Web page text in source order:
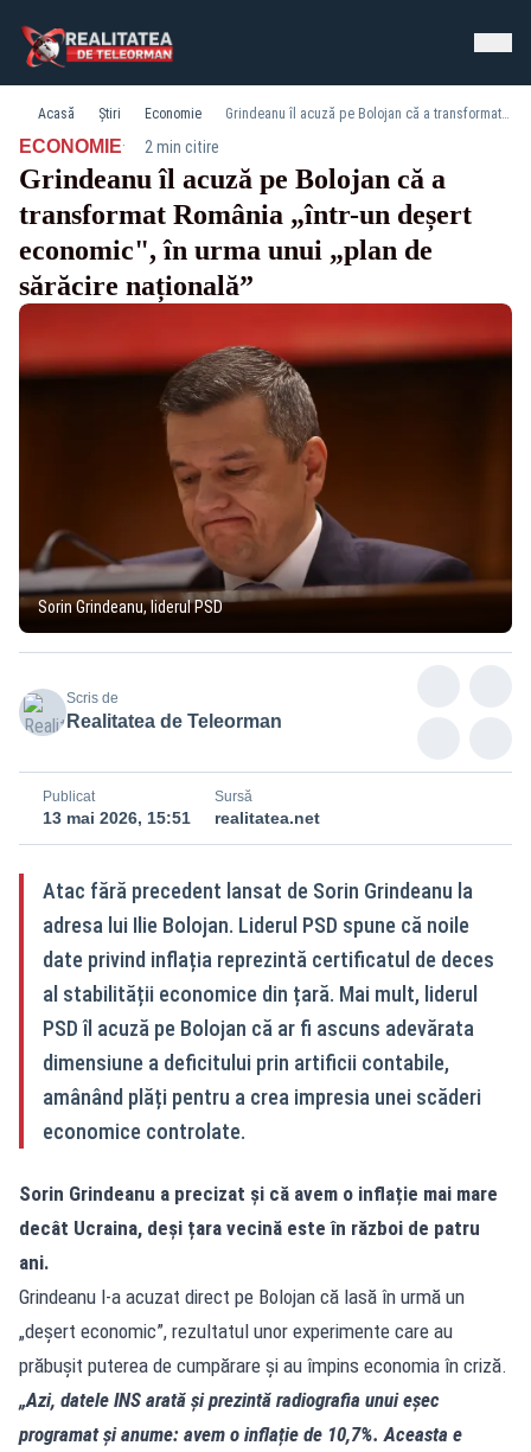
Acasă Știri Economie Grindeanu îl acuză pe Bolojan că a transformat România „într-un deșert economic", în urma unui „plan de sărăcire națională”
ECONOMIE· 2 min citire
Grindeanu îl acuză pe Bolojan că a
transformat România „într-un deșert
economic", în urma unui „plan de
sărăcire națională”
Sorin Grindeanu, liderul PSD
Scris de
Realitatea de Teleorman
Publicat
13 mai 2026, 15:51
Sursă
realitatea.net
Atac fără precedent lansat de Sorin Grindeanu la
adresa lui Ilie Bolojan. Liderul PSD spune că noile
date privind inflația reprezintă certificatul de deces
al stabilității economice din țară. Mai mult, liderul
PSD îl acuză pe Bolojan că ar fi ascuns adevărata
dimensiune a deficitului prin artificii contabile,
amânând plăți pentru a crea impresia unei scăderi
economice controlate.
Sorin Grindeanu a precizat și că avem o inflație mai mare
decât Ucraina, deși țara vecină este în război de patru
ani.
Grindeanu l-a acuzat direct pe Bolojan că lasă în urmă un
„deșert economic”, rezultatul unor experimente care au
prăbușit puterea de cumpărare și au împins economia în criză.
„Azi, datele INS arată și prezintă radiografia unui eșec
programat și anume: avem o inflație de 10,7%. Aceasta e